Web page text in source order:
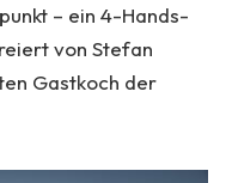
– ein 4-Hands-
von Stefan
Gastkoch der